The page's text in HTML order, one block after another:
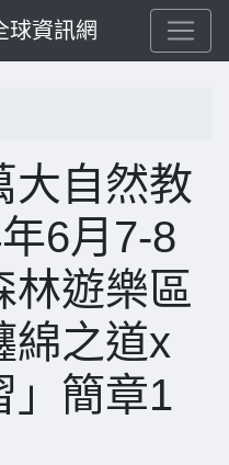
球資訊網
大自然教
6月7-8
林遊樂區
綿之道x
」簡章1